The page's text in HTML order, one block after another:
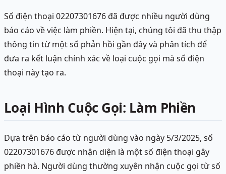
Số điện thoại 02207301676 đã được nhiều người dùng
báo cáo về việc làm phiền. Hiện tại, chúng tôi đã thu thập
thông tin từ một số phản hồi gần đây và phân tích để
đưa ra kết luận chính xác về loại cuộc gọi mà số điện
thoại này tạo ra.
Loại Hình Cuộc Gọi: Làm Phiền
Dựa trên báo cáo từ người dùng vào ngày 5/3/2025, số
02207301676 được nhận diện là một số điện thoại gây
phiền hà. Người dùng thường xuyên nhận cuộc gọi từ số